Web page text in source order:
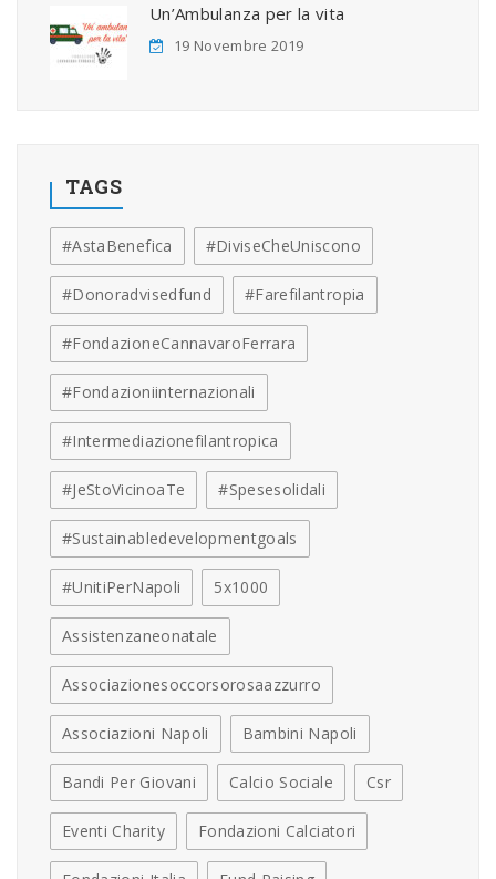
Un’Ambulanza per la vita
19 Novembre 2019
TAGS
#AstaBenefica #DiviseCheUniscono
#donoradvisedfund #farefilantropia
#FondazioneCannavaroFerrara
#fondazioniinternazionali
#intermediazionefilantropica
#JeStoVicinoaTe #spesesolidali
#sustainabledevelopmentgoals
#UnitiPerNapoli 5x1000
Assistenzaneonatale
Associazionesoccorsorosaazzurro
Associazioni Napoli Bambini Napoli
Bandi Per Giovani Calcio Sociale Csr
Eventi Charity Fondazioni Calciatori